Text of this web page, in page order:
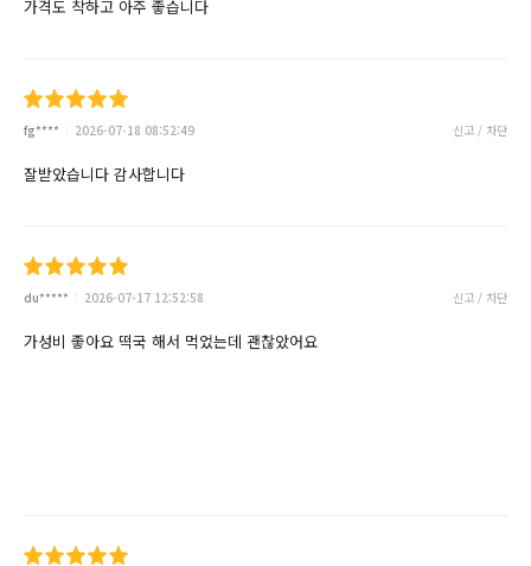
가격도 착하고 아주 좋습니다
fg**** 2026-07-18 08:52:49 신고 / 차단
잘받았습니다 감사합니다
du***** 2026-07-17 12:52:58 신고 / 차단
가성비 좋아요 떡국 해서 먹었는데 괜찮았어요